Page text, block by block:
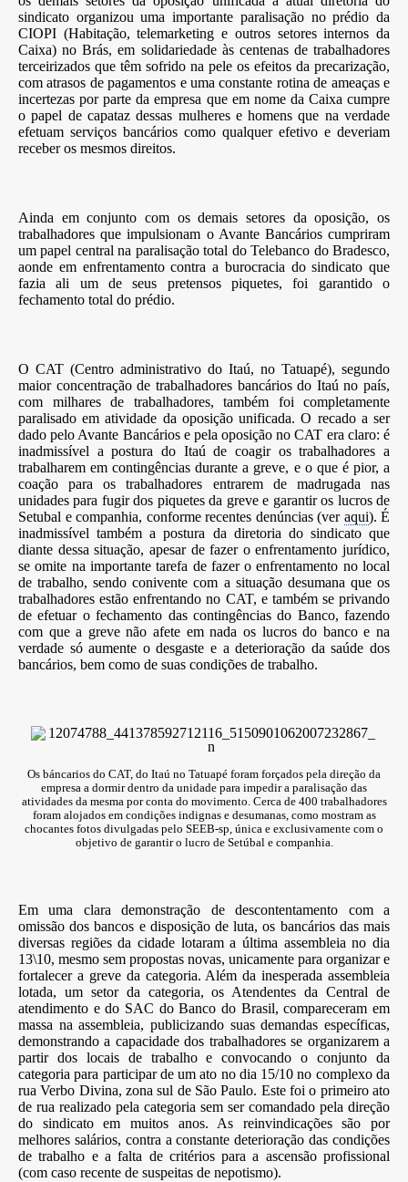
sindicato organizou uma importante paralisação no prédio da
CIOPI (Habitação, telemarketing e outros setores internos da
Caixa) no Brás, em solidariedade às centenas de trabalhadores
terceirizados que têm sofrido na pele os efeitos da precarização,
com atrasos de pagamentos e uma constante rotina de ameaças e
incertezas por parte da empresa que em nome da Caixa cumpre
o papel de capataz dessas mulheres e homens que na verdade
efetuam serviços bancários como qualquer efetivo e deveriam
receber os mesmos direitos.
Ainda em conjunto com os demais setores da oposição, os
trabalhadores que impulsionam o Avante Bancários cumpriram
um papel central na paralisação total do Telebanco do Bradesco,
aonde em enfrentamento contra a burocracia do sindicato que
fazia ali um de seus pretensos piquetes, foi garantido o
fechamento total do prédio.
O CAT (Centro administrativo do Itaú, no Tatuapé), segundo
maior concentração de trabalhadores bancários do Itaú no país,
com milhares de trabalhadores, também foi completamente
paralisado em atividade da oposição unificada. O recado a ser
dado pelo Avante Bancários e pela oposição no CAT era claro: é
inadmissível a postura do Itaú de coagir os trabalhadores a
trabalharem em contingências durante a greve, e o que é pior, a
coação para os trabalhadores entrarem de madrugada nas
unidades para fugir dos piquetes da greve e garantir os lucros de
Setubal e companhia, conforme recentes denúncias (ver aqui). É
inadmissível também a postura da diretoria do sindicato que
diante dessa situação, apesar de fazer o enfrentamento jurídico,
se omite na importante tarefa de fazer o enfrentamento no local
de trabalho, sendo conivente com a situação desumana que os
trabalhadores estão enfrentando no CAT, e também se privando
de efetuar o fechamento das contingências do Banco, fazendo
com que a greve não afete em nada os lucros do banco e na
verdade só aumente o desgaste e a deterioração da saúde dos
bancários, bem como de suas condições de trabalho.
Os báncarios do CAT, do Itaú no Tatuapé foram forçados pela direção da
empresa a dormir dentro da unidade para impedir a paralisação das
atividades da mesma por conta do movimento. Cerca de 400 trabalhadores
foram alojados em condições indignas e desumanas, como mostram as
chocantes fotos divulgadas pelo SEEB-sp, única e exclusivamente com o
objetivo de garantir o lucro de Setúbal e companhia.
Em uma clara demonstração de descontentamento com a
omissão dos bancos e disposição de luta, os bancários das mais
diversas regiões da cidade lotaram a última assembleia no dia
13\10, mesmo sem propostas novas, unicamente para organizar e
fortalecer a greve da categoria. Além da inesperada assembleia
lotada, um setor da categoria, os Atendentes da Central de
atendimento e do SAC do Banco do Brasil, compareceram em
massa na assembleia, publicizando suas demandas específicas,
demonstrando a capacidade dos trabalhadores se organizarem a
partir dos locais de trabalho e convocando o conjunto da
categoria para participar de um ato no dia 15/10 no complexo da
rua Verbo Divina, zona sul de São Paulo. Este foi o primeiro ato
de rua realizado pela categoria sem ser comandado pela direção
do sindicato em muitos anos. As reinvindicações são por
melhores salários, contra a constante deterioração das condições
de trabalho e a falta de critérios para a ascensão profissional
(com caso recente de suspeitas de nepotismo).